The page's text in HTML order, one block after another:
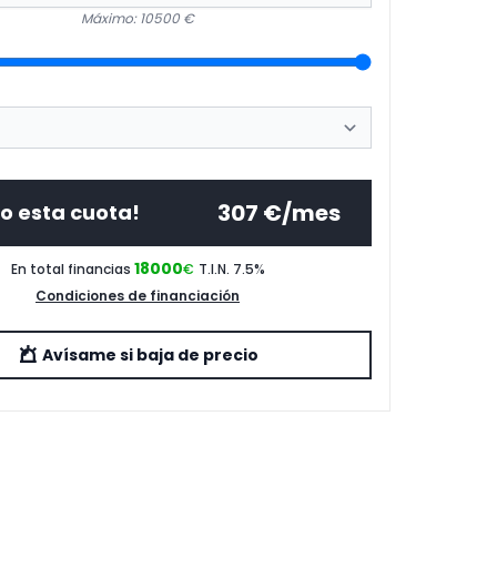
Máximo: 10500 €
esta cuota! 307 €/mes
En total financias 18000€ T.I.N. 7.5%
Condiciones de financiación
Avísame si baja de precio